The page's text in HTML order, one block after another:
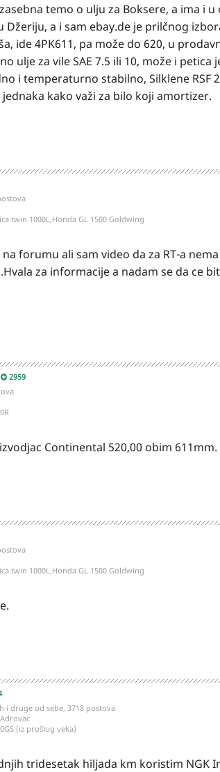
temo o ulju za Boksere, a ima i
Džeriju, a i sam ebay.de je prilčnog
ide 4PK611, pa može do 620, u
ulje za vile SAE 7.5 ili 10, može i
i temperaturno stabilno, Silklene RSF
kako važi za bilo koji amortizer.
twin 1000L,Honda GL 1500 Goldwing
forumu ali sam video da za RT-a
za informacije a nadam se da ce
2959
Continental 520,00 obim 611mm.
twin 1000L,Honda GL 1500 Goldwing
i druge od sebe, 3718 postova
(iz prošlog veka)
tridesetak hiljada km koristim NGK